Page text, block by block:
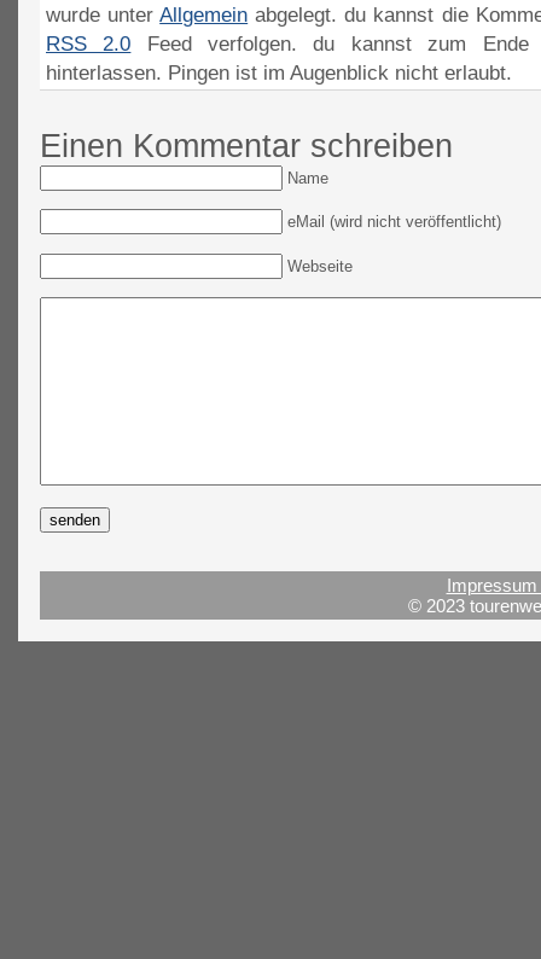
wurde unterAllgemein abgelegt. du kannst die
RSS 2.0 Feed verfolgen. du kannst zum Ende
hinterlassen. Pingen ist im Augenblick nicht erlaubt.
Einen Kommentar schreiben
Name
eMail (wird nicht veröffentlicht)
Webseite
© 2023